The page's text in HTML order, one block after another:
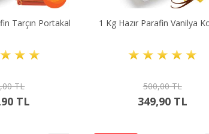
Tarçın Portakal
TL
TL
1 Kg Hazır Parafin Vanilya
500,00 TL
349,90 TL